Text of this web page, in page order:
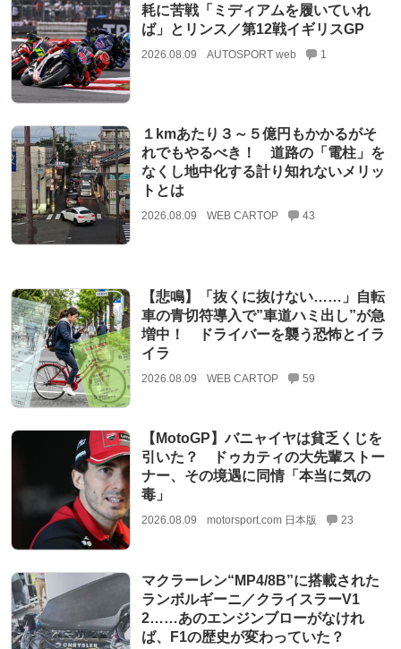
耗に苦戦「ミディアムを履いていれ
ば」とリンス／第12戦イギリスGP
2026.08.09 AUTOSPORT web 1
１kmあたり３～５億円もかかるがそ
れでもやるべき！ 道路の「電柱」を
なくし地中化する計り知れないメリッ
トとは
2026.08.09 WEB CARTOP 43
【悲鳴】「抜くに抜けない……」自転
車の青切符導入で”車道ハミ出し”が急
増中！ ドライバーを襲う恐怖とイラ
イラ
2026.08.09 WEB CARTOP 59
【MotoGP】バニャイヤは貧乏くじを
引いた？ ドゥカティの大先輩ストー
ナー、その境遇に同情「本当に気の
毒」
2026.08.09 motorsport.com 日本版 23
マクラーレン“MP4/8B”に搭載された
ランボルギーニ／クライスラーV1
2……あのエンジンブローがなけれ
ば、F1の歴史が変わっていた？